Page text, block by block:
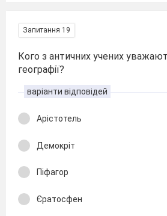
Запитання 19
Кого з античних учених
географії?
варіанти відповідей
Арістотель
Демокріт
Піфагор
Єратосфен